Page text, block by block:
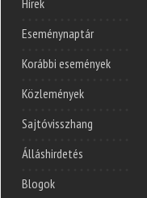
Hírek
Eseménynaptár
Korábbi események
Közlemények
Sajtóvisszhang
Álláshirdetés
Blogok